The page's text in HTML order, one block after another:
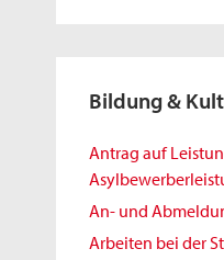
Bildung &
Antrag auf
An- und
Arbeiten bei der